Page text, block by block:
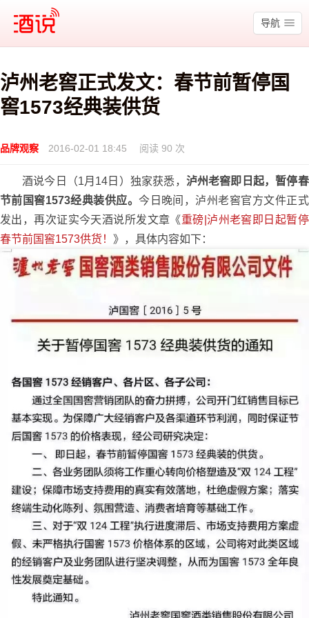
酒说
导航
泸州老窖正式发文：春节前暂停国
窖1573经典装供货
品牌观察 2016-02-01 18:45 阅读 90 次
酒说今日（1月14日）独家获悉， 泸州老窖即日起，暂停春
节前国窖1573经典装供应。今日晚间，泸州老窖官方文件正式
发出，再次证实今天酒说所发文章《重磅|泸州老窖即日起暂停
春节前国窖1573供货！ 》，具体内容如下：